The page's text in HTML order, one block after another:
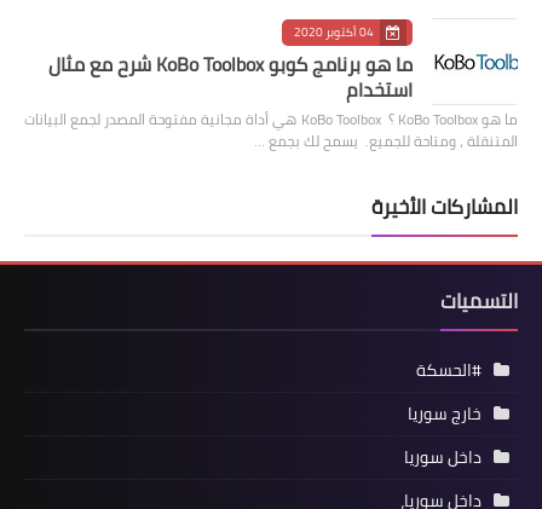
04 أكتوبر 2020
ما هو برنامج كوبو KoBo Toolbox شرح مع مثال
استخدام
ما هو KoBo Toolbox ؟ KoBo Toolbox هي أداة مجانية مفتوحة المصدر لجمع البيانات
المتنقلة ، ومتاحة للجميع. يسمح لك بجمع …
المشاركات الأخيرة
التسميات
#الحسكة
خارج سوريا
داخل سوريا
داخل سوريا،